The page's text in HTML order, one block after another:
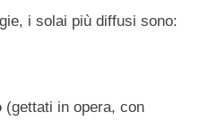
i solai più diffusi sono:
(gettati in opera, con